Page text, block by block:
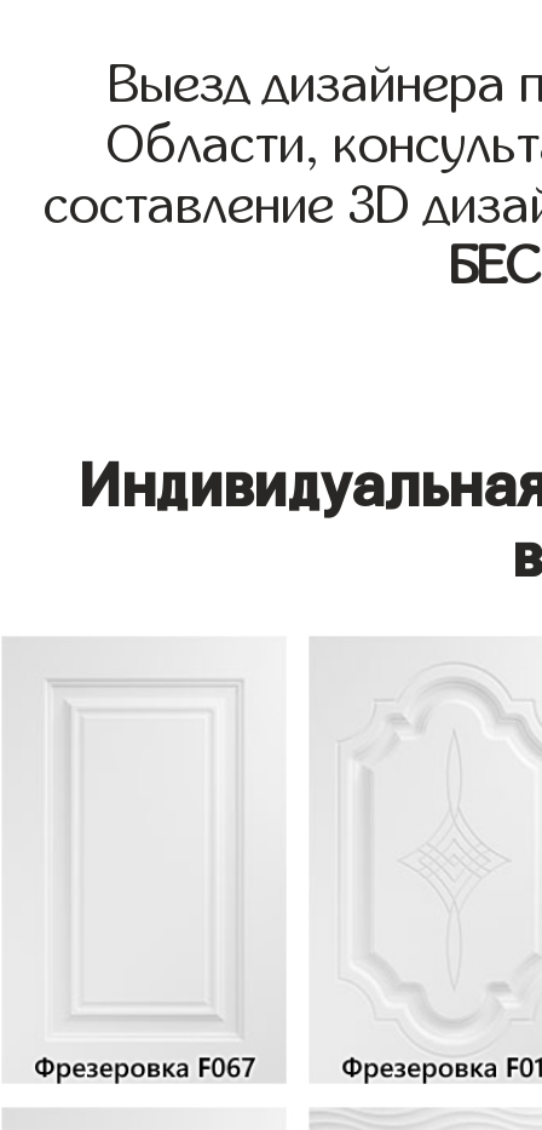
Выезд дизайнера
Области,
составление 3D